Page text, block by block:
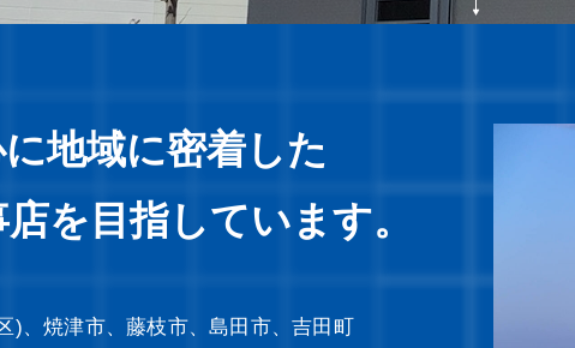
地域に密着した
を目指しています。
)、焼津市、藤枝市、島田市、吉田町